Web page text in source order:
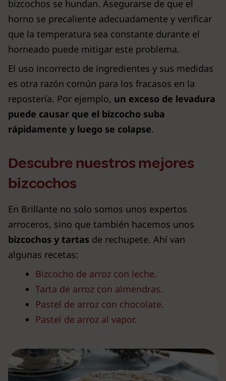
bizcochos se hundan. Asegurarse de que el
horno se precaliente adecuadamente y verificar
que la temperatura sea constante durante el
horneado puede mitigar este problema.
El uso incorrecto de ingredientes y sus medidas
es otra razón común para los fracasos en la
repostería. Por ejemplo, un exceso de levadura
puede causar que el bizcocho suba
rápidamente y luego se colapse.
Descubre nuestros mejores
bizcochos
En Brillante no solo somos unos expertos
arroceros, sino que también hacemos unos
bizcochos y tartas de rechupete. Ahí van
algunas recetas:
Bizcocho de arroz con leche.
Tarta de arroz con almendras.
Pastel de arroz con chocolate.
Pastel de arroz al vapor.